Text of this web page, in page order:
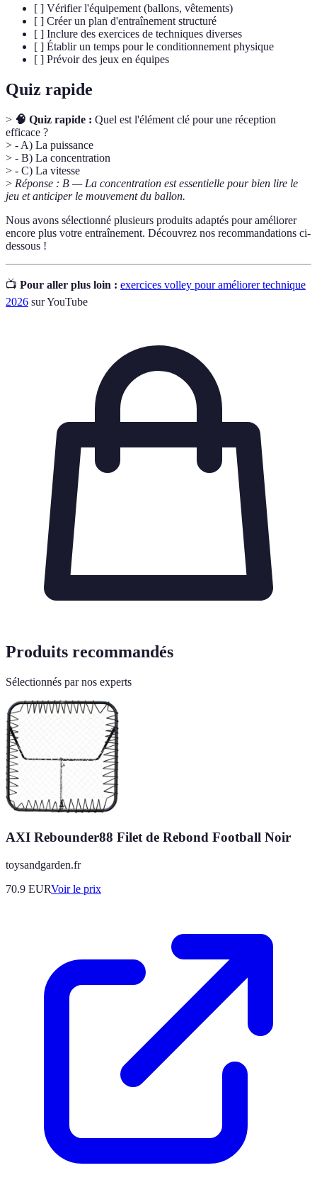
[ ] Vérifier l'équipement (ballons, vêtements)
[ ] Créer un plan d'entraînement structuré
[ ] Inclure des exercices de techniques diverses
[ ] Établir un temps pour le conditionnement physique
[ ] Prévoir des jeux en équipes
Quiz rapide
> 🧠 Quiz rapide : Quel est l'élément clé pour une réception
efficace ?
> - A) La puissance
> - B) La concentration
> - C) La vitesse
> Réponse : B — La concentration est essentielle pour bien lire le
jeu et anticiper le mouvement du ballon.
Nous avons sélectionné plusieurs produits adaptés pour améliorer
encore plus votre entraînement. Découvrez nos recommandations ci-
dessous !
📺 Pour aller plus loin : exercices volley pour améliorer technique
2026 sur YouTube
Produits recommandés
Sélectionnés par nos experts
AXI Rebounder88 Filet de Rebond Football Noir
toysandgarden.fr
70.9 EURVoir le prix